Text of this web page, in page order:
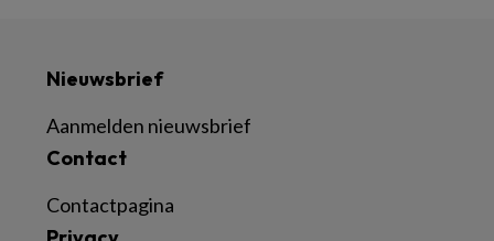
Nieuwsbrief
Aanmelden nieuwsbrief
Contact
Contactpagina